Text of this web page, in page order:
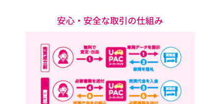
安心・安全な取引の仕組み